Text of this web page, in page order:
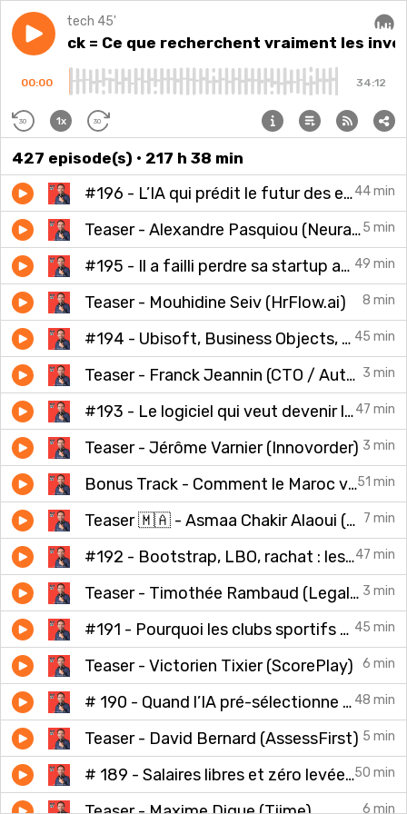
Play episodeBonus Track = Ce que recherchent vraiment les
tech 45'
Track = Ce que recherchent vraiment les
00:00 34:12
30 1x 30
427 episode(s) • 217 h 38 min
#196 - L’IA qui prédit le futur des entreprises - Alexandre Pasquiou (Neuralk AI)44 min
Teaser - Alexandre Pasquiou (Neuralk AI)5 min
#195 - Il a failli perdre sa startup après une levée de fonds - Mouhidine Seiv (HrFlow.ai) 49 min
Teaser - Mouhidine Seiv (HrFlow.ai) 8 min
#194 - Ubisoft, Business Objects, IA : 30 ans au cœur des révolutions tech 45 min
Teaser - Franck Jeannin (CTO / Auteur / Photographe) 3 min
#193 - Le logiciel qui veut devenir le cerveau des restaurants - Jérôme Varnier (Innovorder)47 min
Teaser - Jérôme Varnier (Innovorder) 3 min
Bonus Track - Comment le Maroc veut devenir la Silicon Valley africaine51 min
Teaser 🇲🇦 - Asmaa Chakir Alaoui (VelyVelo) 7 min
#192 - Bootstrap, LBO, rachat : les coulisses de la Legaltech - Timothée Rambaud (Legalstart)47 min
Teaser - Timothée Rambaud (Legalstart) 3 min
#191 - Pourquoi les clubs sportifs deviennent des machines à contenus - Victorien Tixier (ScorePlay) 45 min
Teaser - Victorien Tixier (ScorePlay) 6 min
# 190 - Quand l’IA pré-sélectionne les candidats - David Bernard (AssessFirst) 48 min
Teaser - David Bernard (AssessFirst) 5 min
# 189 - Salaires libres et zéro levée - Maxime Digue (Tiime)50 min
6 min